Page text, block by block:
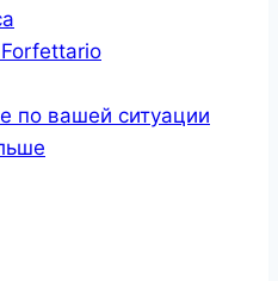
Forfettario
по вашей ситуации